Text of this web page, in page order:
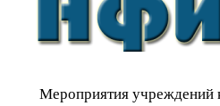
Мероприятия учреждений